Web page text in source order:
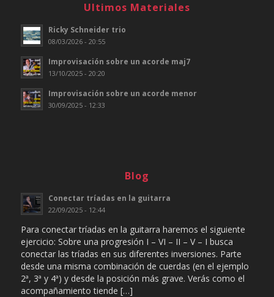
Ultimos Materiales
Ricky Schneider trio
08/03/2026 - 20:55
Improvisación sobre un acorde maj7
13/10/2025 - 20:20
Improvisación sobre un acorde menor
30/09/2025 - 12:33
Blog
Conectar tríadas en la guitarra
22/09/2025 - 12:44
Para conectar tríadas en la guitarra haremos el siguiente
ejercicio: Sobre una progresión I – VI – II – V – I busca
conectar las tríadas en sus diferentes inversiones. Parte
desde una misma combinación de cuerdas (en el ejemplo
2ª, 3ª y 4ª) y desde la posición más grave. Verás como el
acompañamiento tiende […]